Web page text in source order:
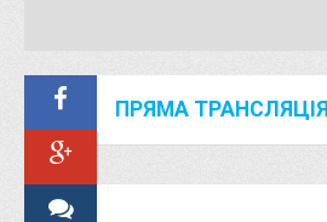
ПРЯМА ТРАНСЛЯЦІЯ